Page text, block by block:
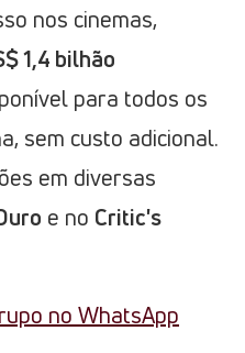
nos cinemas,
1,4 bilhão
para todos os
sem custo adicional.
em diversas
e no Critic's
no WhatsApp